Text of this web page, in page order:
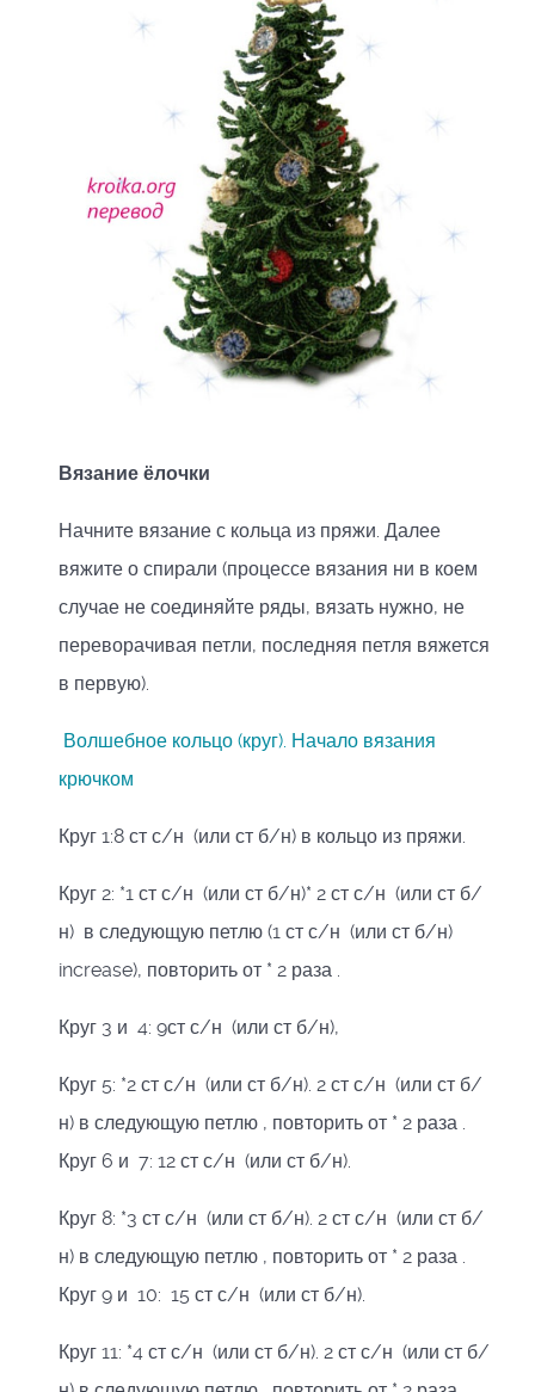
Вязание ёлочки
Начните вязание с кольца из пряжи. Далее
вяжите о спирали (процессе вязания ни в коем
случае не соединяйте ряды, вязать нужно, не
переворачивая петли, последняя петля вяжется
в первую).
Волшебное кольцо (круг). Начало вязания
крючком
Круг 1:8 ст с/н (или ст б/н) в кольцо из пряжи.
Круг 2: *1 ст с/н (или ст б/н)* 2 ст с/н (или ст б/
н) в следующую петлю (1 ст с/н (или ст б/н)
increase), повторить от * 2 раза .
Круг 3 и 4: 9ст с/н (или ст б/н),
Круг 5: *2 ст с/н (или ст б/н). 2 ст с/н (или ст б/
н) в следующую петлю , повторить от * 2 раза .
Круг 6 и 7: 12 ст с/н (или ст б/н).
Круг 8: *3 ст с/н (или ст б/н). 2 ст с/н (или ст б/
н) в следующую петлю , повторить от * 2 раза .
Круг 9 и 10: 15 ст с/н (или ст б/н).
Круг 11: *4 ст с/н (или ст б/н). 2 ст с/н (или ст б/